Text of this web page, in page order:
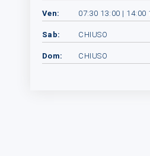
Ven: 07:30 13:00 | 14:00
Sab: CHIUSO
Dom: CHIUSO